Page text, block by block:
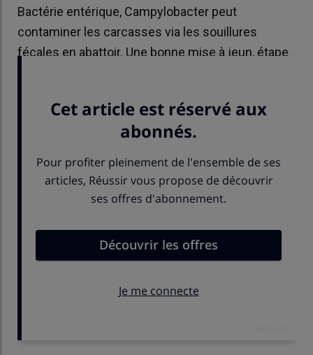
Bactérie entérique, Campylobacter peut
contaminer les carcasses via les souillures
fécales en abattoir. Une bonne mise à jeun, étape